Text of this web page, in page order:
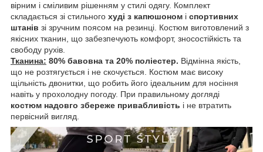
вірним і сміливим рішенням у стилі одягу. Комплект
складається зі стильного худі з капюшоном і спортивних
штанів зі зручним поясом на резинці. Костюм виготовлений з
якісних тканин, що забезпечують комфорт, зносостійкість та
свободу рухів.
Тканина: 80% бавовна та 20% поліестер. Відмінна якість,
що не розтягується і не скочується. Костюм має високу
щільність двонитки, що робить його ідеальним для носіння
навіть у прохолодну погоду. При правильному догляді
костюм надовго збереже привабливість і не втратить
первісний вигляд.